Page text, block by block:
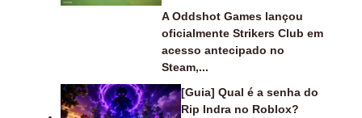
A Oddshot Games lançou
oficialmente Strikers Club em
acesso antecipado no
Steam,...
[Guia] Qual é a senha do
Rip Indra no Roblox?